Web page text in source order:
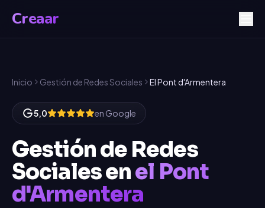
Creaar
Inicio Gestión de Redes Sociales El Pont d'Armentera
5,0 en Google
Gestión de Redes
Socialesenel Pont
d'Armentera